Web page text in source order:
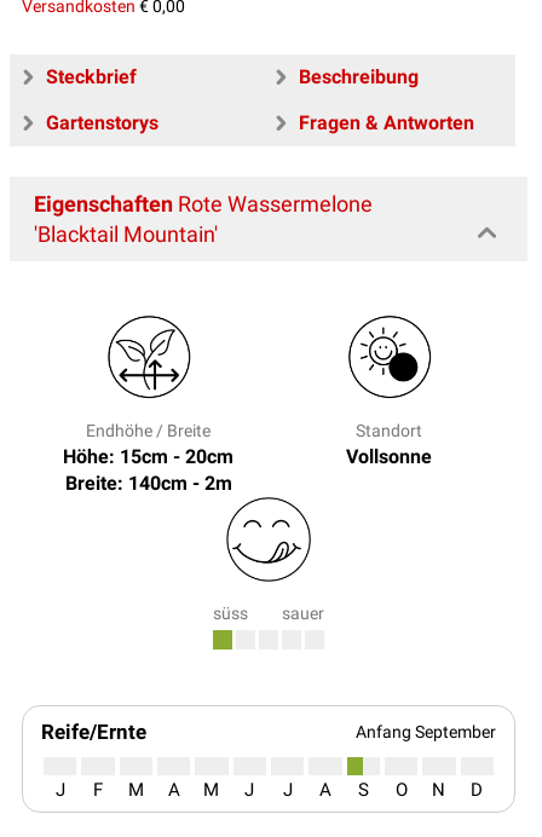
Versandkosten € 0,00
Steckbrief
Beschreibung
Gartenstorys
Fragen & Antworten
Eigenschaften Rote Wassermelone
'Blacktail Mountain'
Endhöhe / Breite
Höhe: 15cm - 20cm
Breite: 140cm - 2m
Standort
Vollsonne
süss sauer
Reife/Ernte Anfang September
J F M A M J J A S O N D